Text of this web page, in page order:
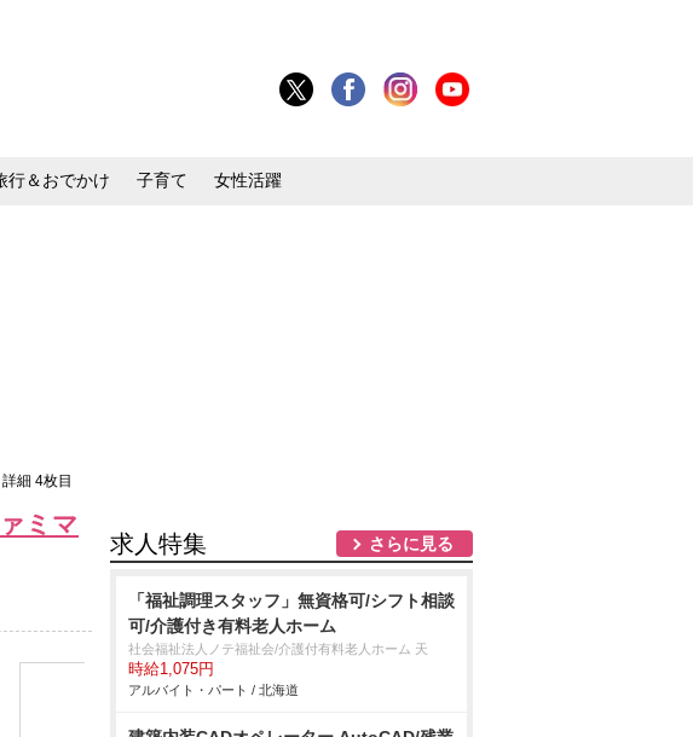
行＆おでかけ 子育て 女性活躍
細 4枚目
ミマ
求人特集 さらに見る
「福祉調理スタッフ」無資格可/シフト相談
可/介護付き有料老人ホーム
社会福祉法人ノテ福祉会/介護付有料老人ホーム 天
時給1,075円
アルバイト・パート / 北海道